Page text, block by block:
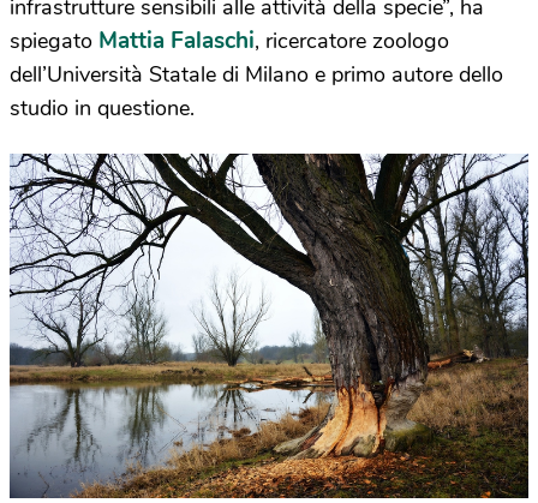
infrastrutture sensibili alle attività della specie”, ha
spiegato Mattia Falaschi, ricercatore zoologo
dell’Università Statale di Milano e primo autore dello
studio in questione.